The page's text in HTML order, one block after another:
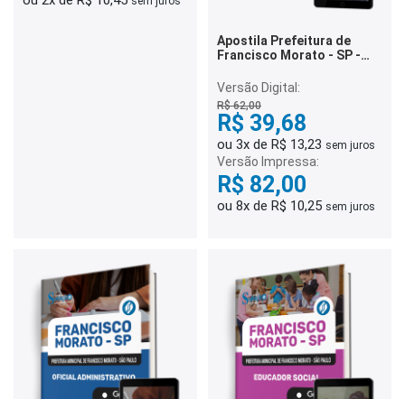
Apostila Prefeitura de
Francisco Morato - SP -
Versão Digital:
R$ 62,00
R$ 39,68
ou 3x de R$ 13,23 sem juros
Versão Impressa:
R$ 82,00
ou 8x de R$ 10,25 sem juros